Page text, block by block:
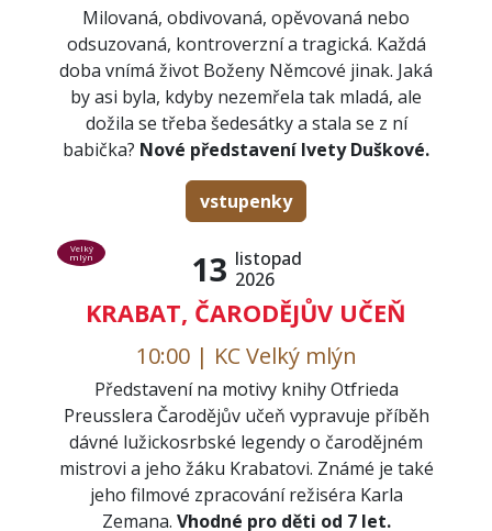
Milovaná, obdivovaná, opěvovaná nebo
odsuzovaná, kontroverzní a tragická. Každá
doba vnímá život Boženy Němcové jinak. Jaká
by asi byla, kdyby nezemřela tak mladá, ale
dožila se třeba šedesátky a stala se z ní
babička? Nové představení Ivety Duškové.
vstupenky
13 listopad
2026
KRABAT, ČARODĚJŮV UČEŇ
Velký
mlýn
10:00 | KC Velký mlýn
Představení na motivy knihy Otfrieda
Preusslera Čarodějův učeň vypravuje příběh
dávné lužickosrbské legendy o čarodějném
mistrovi a jeho žáku Krabatovi. Známé je také
jeho filmové zpracování režiséra Karla
Zemana. Vhodné pro děti od 7 let.